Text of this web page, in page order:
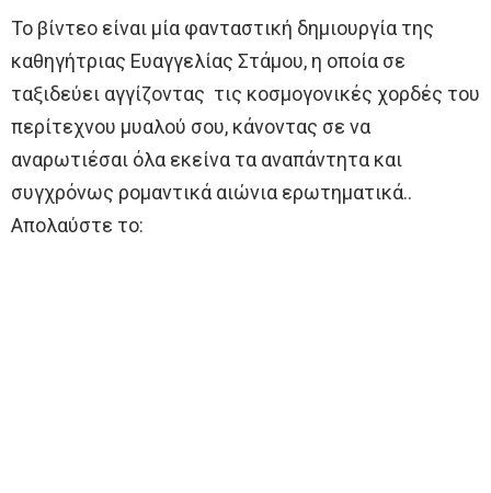
Το βίντεο είναι μία φανταστική δημιουργία της
καθηγήτριας Ευαγγελίας Στάμου, η οποία σε
ταξιδεύει αγγίζοντας τις κοσμογονικές χορδές του
περίτεχνου μυαλού σου, κάνοντας σε να
αναρωτιέσαι όλα εκείνα τα αναπάντητα και
συγχρόνως ρομαντικά αιώνια ερωτηματικά..
Απολαύστε το: